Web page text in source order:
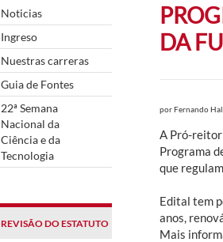
Noticias
Ingreso
Nuestras carreras
Guia de Fontes
22ª Semana
Nacional da
Ciência e da
Tecnologia
REVISÃO DO ESTATUTO
DA
porFernando
A Pró-
Programa
que
Edital tem
anos,
Mais